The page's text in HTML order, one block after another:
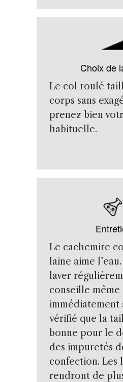
Choix de
Le col roulé
corps sans
prenez bien
habituelle.
Le cachemire
laine aime
laver
conseille
immédiatement
vérifié que la
bonne pour le
des impuretés
confection. Les
rendront de